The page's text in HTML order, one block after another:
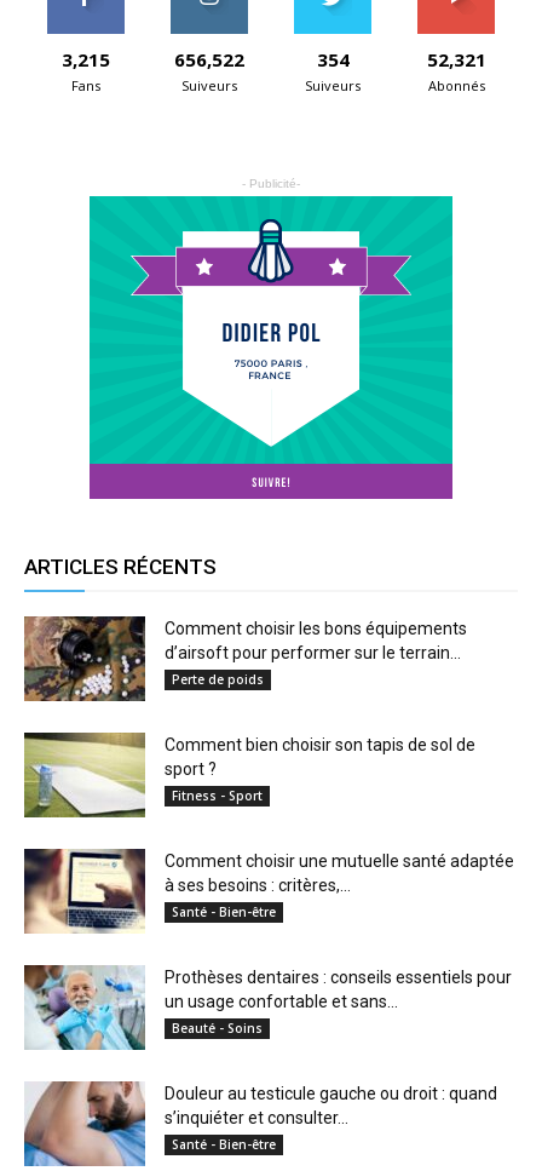
3,215
Fans
656,522
Suiveurs
354
Suiveurs
52,321
Abonnés
- Publicité-
ARTICLES RÉCENTS
Comment choisir les bons équipements
d’airsoft pour performer sur le terrain...
Perte de poids
Comment bien choisir son tapis de sol de
sport ?
Fitness - Sport
Comment choisir une mutuelle santé adaptée
à ses besoins : critères,...
Santé - Bien-être
Prothèses dentaires : conseils essentiels pour
un usage confortable et sans...
Beauté - Soins
Douleur au testicule gauche ou droit : quand
s’inquiéter et consulter...
Santé - Bien-être